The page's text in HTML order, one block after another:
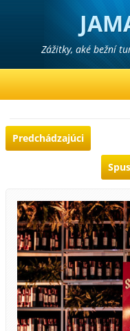
Zážitky, aké bežní
Predchádzajúci